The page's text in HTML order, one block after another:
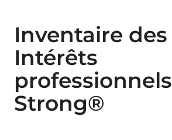
Inventaire des
Intérêts
professionnels
Strong®